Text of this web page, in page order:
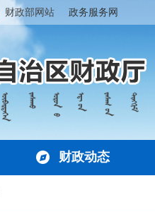
财政部网站 政务服务网
财政动态